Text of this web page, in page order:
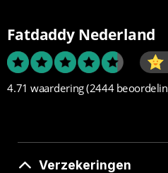
Fatdaddy Nederland
4.71 waardering(2444
Verzekeringen